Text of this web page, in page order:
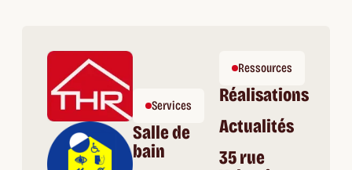
Services
Salle de
bain
Ressources
Réalisations
Actualités
35 rue